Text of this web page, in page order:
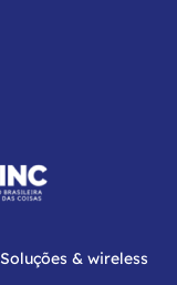
Soluções & wireless